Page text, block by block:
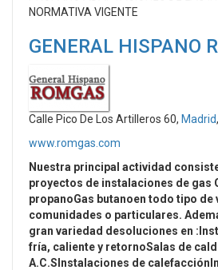
NORMATIVA VIGENTE
GENERAL HISPANO
Calle Pico De Los Artilleros 60, Madrid,
www.romgas.com
Nuestra principal actividad
proyectos de instalaciones de gas
propanoGas butanoen todo tipo de
comunidades o particulares.
gran variedad desoluciones en
fría, caliente y retornoSalas de
A.C.SInstalaciones de